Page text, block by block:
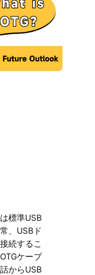
標準USB
、USBド
続するこ
ケーブ
からUSB